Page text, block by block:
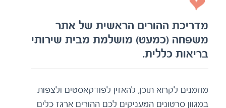
מדריכת ההורים הראשית של אתר
משפחה (כמעט) מושלמת מבית שירותי
בריאות כללית.
מוזמנים לקרוא תוכן, להאזין לפודקאסטים ולצפות
במגוון סרטונים המעניקים לכם ההורים ארגז כלים
להתמודדות עם סיטואציות שקורות לכולנו ביומיום של